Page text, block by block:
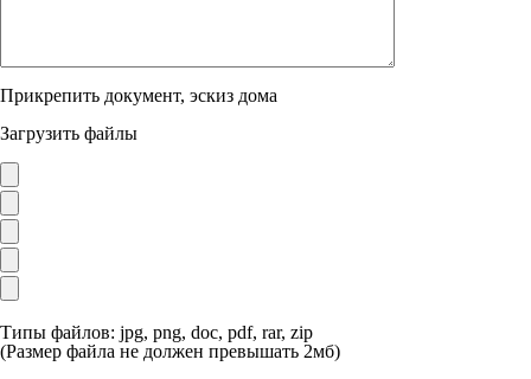
Прикрепить документ, эскиз дома
Загрузить файлы
Типы файлов: jpg, png, doc, pdf, rar, zip
(Размер файла не должен превышать 2мб)